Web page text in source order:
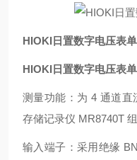
HIOKI日置数字电压表
HIOKI日置数字电压表
测量功能：为 4 通道
存储记录仪 MR8740T
输入端子：采用绝缘